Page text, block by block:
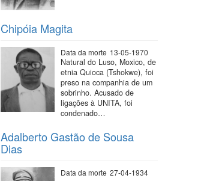
Chipóia Magita
Data da morte 13-05-1970
Natural do Luso, Moxico, de
etnia Quioca (Tshokwe), foi
preso na companhia de um
sobrinho. Acusado de
ligações à UNITA, foi
condenado…
Adalberto Gastão de Sousa
Dias
Data da morte 27-04-1934